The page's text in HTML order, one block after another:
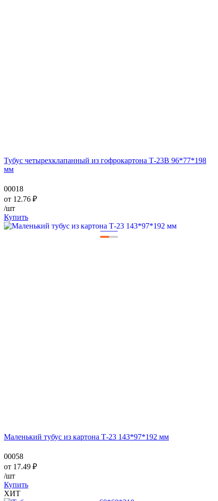
Тубус четырехклапанный из гофрокартона Т-23В 96*77*198
мм
00018
от 12.76 ₽
/шт
Купить
——
Маленький тубус из картона Т-23 143*97*192 мм
00058
от 17.49 ₽
/шт
Купить
ХИТ